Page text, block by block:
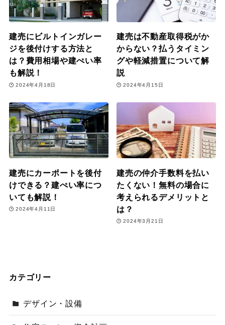
建売にビルトインガレー
ジを後付けする方法と
は？費用相場や建ぺい率
も解説！
2024年4月18日
建売は不動産取得税がか
からない？払うタイミン
グや軽減措置について解
説
2024年4月15日
建売にカーポートを後付
けできる？建ぺい率につ
いても解説！
2024年4月11日
建売の仲介手数料を払い
たくない！無料の場合に
考えられるデメリットと
は？
2024年3月21日
カテゴリー
デザイン・設備